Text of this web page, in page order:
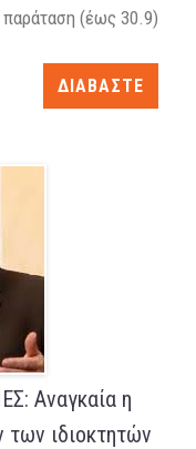
παράταση (έως 30.9)
ΔΙΑΒΑΣΤΕ
Αναγκαία η
των ιδιοκτητών